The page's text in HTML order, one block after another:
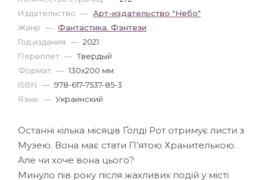
Издательство — Арт-издательство "Небо"
Жанр — Фантастика. Фэнтези
Год издания — 2021
Переплет — Твердый
Формат — 130x200 мм
ISBN — 978-617-7537-85-3
Язык — Украинский
Останні кілька місяців Ґолді Рот отримує листи з
Музею. Вона має стати П’ятою Хранителькою.
Але чи хоче вона цього?
Минуло пів року після жахливих подій у місті